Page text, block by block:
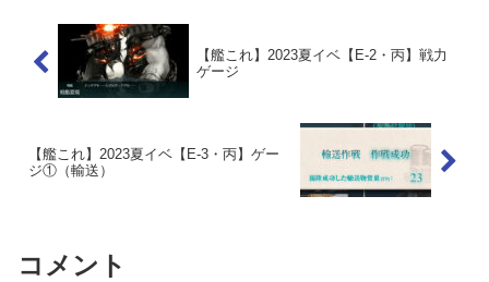
【艦これ】2023夏イベ【E-2・丙】戦力
ゲージ
【艦これ】2023夏イベ【E-3・丙】ゲー
ジ①（輸送）
コメント